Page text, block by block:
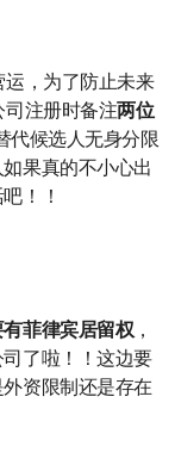
运，为了防止未来
司注册时备注两位
代候选人无身分限
果真的不小心出
！！
菲律宾居留权，
了啦！！这边要
资限制还是存在